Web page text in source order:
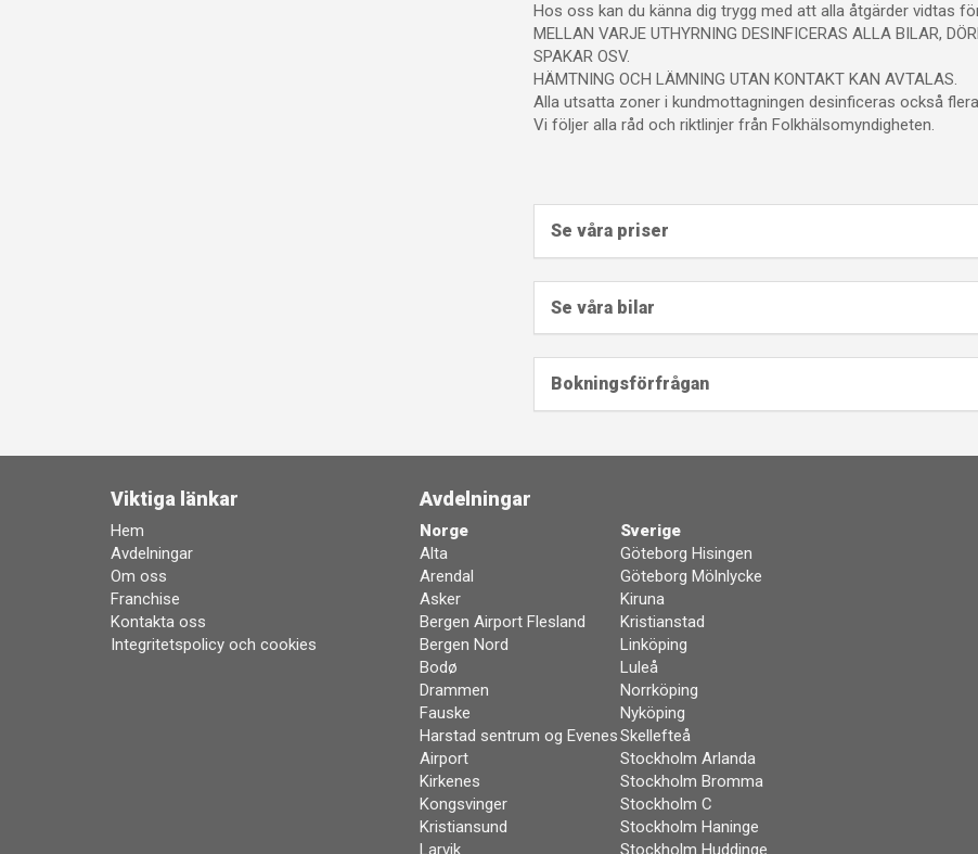
Hos oss kan du känna dig trygg med att alla åtgärder vidtas
MELLAN VARJE UTHYRNING DESINFICERAS ALLA BILAR,
SPAKAR OSV.
HÄMTNING OCH LÄMNING UTAN KONTAKT KAN AVTALAS.
Alla utsatta zoner i kundmottagningen desinficeras också
Vi följer alla råd och riktlinjer från Folkhälsomyndigheten.
Se våra priser
Se våra bilar
Bokningsförfrågan
Viktiga länkar
Hem
Avdelningar
Om oss
Franchise
Kontakta oss
Integritetspolicy och cookies
Avdelningar
Norge
Alta
Arendal
Asker
Bergen Airport Flesland
Bergen Nord
Bodø
Drammen
Fauske
Harstad sentrum og Evenes
Airport
Kirkenes
Kongsvinger
Kristiansund
Larvik
Sverige
Göteborg Hisingen
Göteborg Mölnlycke
Kiruna
Kristianstad
Linköping
Luleå
Norrköping
Nyköping
Skellefteå
Stockholm Arlanda
Stockholm Bromma
Stockholm C
Stockholm Haninge
Stockholm Huddinge